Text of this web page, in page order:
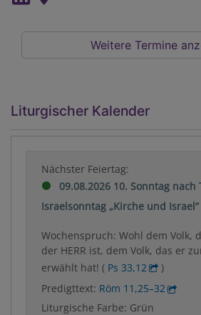
Weitere Termine
Liturgischer Kalender
Nächster Feiertag:
09.08.2026 10. Sonntag
Israelsonntag „Kirche und Israel“
Wochenspruch: Wohl dem Volk,
der HERR ist, dem Volk, das er
erwählt hat! ( Ps 33,12
)
Predigttext: Röm 11,25–32
Liturgische Farbe: Grün